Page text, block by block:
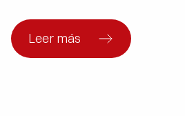
auxiliars de Magatzem. Us desitgem
una formació plena d’aprenentatges i
de cerca de nous reptes
Leer más